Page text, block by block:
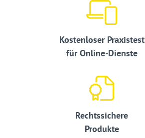
Kostenloser Praxistest
für Online-Dienste
Rechtssichere
Produkte